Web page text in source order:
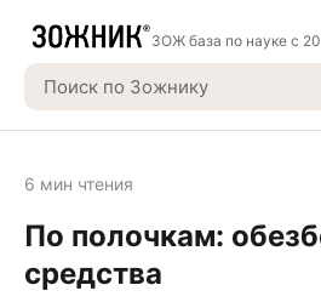
ЗОЖ база по науке с
6 мин чтения
По полочкам:
средства